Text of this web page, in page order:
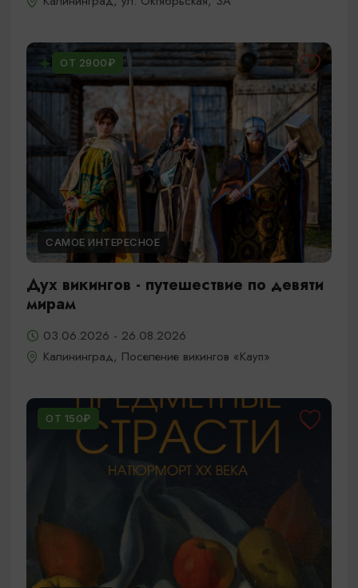
ОТ 2900₽
САМОЕ ИНТЕРЕСНОЕ
Дух викингов - путешествие по девяти
мирам
03.06.2026 - 26.08.2026
Калининград, Поселение викингов «Кауп»
ОТ 150₽